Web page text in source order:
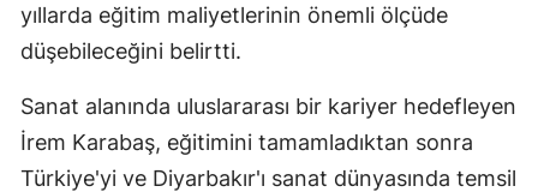
yıllarda eğitim maliyetlerinin önemli ölçüde
düşebileceğini belirtti.
Sanat alanında uluslararası bir kariyer hedefleyen
İrem Karabaş, eğitimini tamamladıktan sonra
Türkiye'yi ve Diyarbakır'ı sanat dünyasında temsil